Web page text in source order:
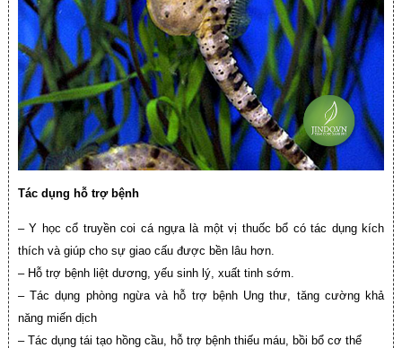
Tác dụng hỗ trợ bệnh
– Y học cổ truyền coi cá ngựa là một vị thuốc bổ có tác dụng kích
thích và giúp cho sự giao cấu được bền lâu hơn.
– Hỗ trợ bệnh liệt dương, yếu sinh lý, xuất tinh sớm.
– Tác dụng phòng ngừa và hỗ trợ bệnh Ung thư, tăng cường khả
năng miến dịch
– Tác dụng tái tạo hồng cầu, hỗ trợ bệnh thiếu máu, bồi bổ cơ thể